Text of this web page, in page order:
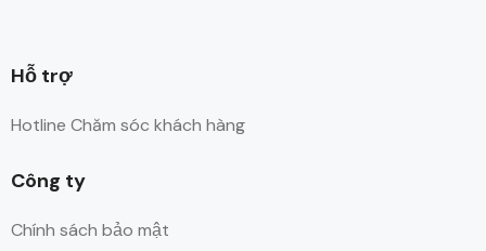
Hỗ trợ
Hotline Chăm sóc khách hàng
Công ty
Chính sách bảo mật